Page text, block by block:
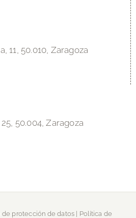
11, 50.010, Zaragoza
50.004, Zaragoza
de protección de datos Política de